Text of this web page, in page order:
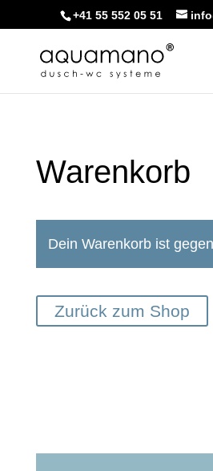
+41 55 552 05 51
Warenkorb
Dein Warenkorb ist
Zurück zum Shop